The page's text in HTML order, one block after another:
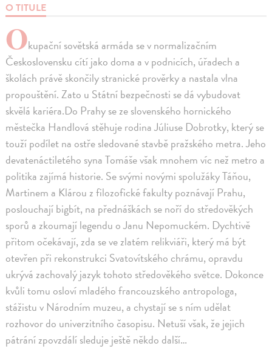
O TITULE
Okupační sovětská armáda se v normalizačním
Československu cítí jako doma a v podnicích, úřadech a
školách právě skončily stranické prověrky a nastala vlna
propouštění. Zato u Státní bezpečnosti se dá vybudovat
skvělá kariéra.Do Prahy se ze slovenského hornického
městečka Handlová stěhuje rodina Júliuse Dobrotky, který se
touží podílet na ostře sledované stavbě pražského metra. Jeho
devatenáctiletého syna Tomáše však mnohem víc než metro a
politika zajímá historie. Se svými novými spolužáky Táňou,
Martinem a Klárou z filozofické fakulty poznávají Prahu,
poslouchají bigbít, na přednáškách se noří do středověkých
sporů a zkoumají legendu o Janu Nepomuckém. Dychtivě
přitom očekávají, zda se ve zlatém relikviáři, který má být
otevřen při rekonstrukci Svatovítského chrámu, opravdu
ukrývá zachovalý jazyk tohoto středověkého světce. Dokonce
kvůli tomu osloví mladého francouzského antropologa,
stážistu v Národním muzeu, a chystají se s ním udělat
rozhovor do univerzitního časopisu. Netuší však, že jejich
pátrání zpovzdálí sleduje ještě někdo další…